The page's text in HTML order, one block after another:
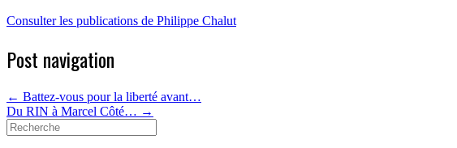
Consulter les publications de Philippe Chalut
Post navigation
← Battez-vous pour la liberté avant…
Du RIN à Marcel Côté… →
Search
for: